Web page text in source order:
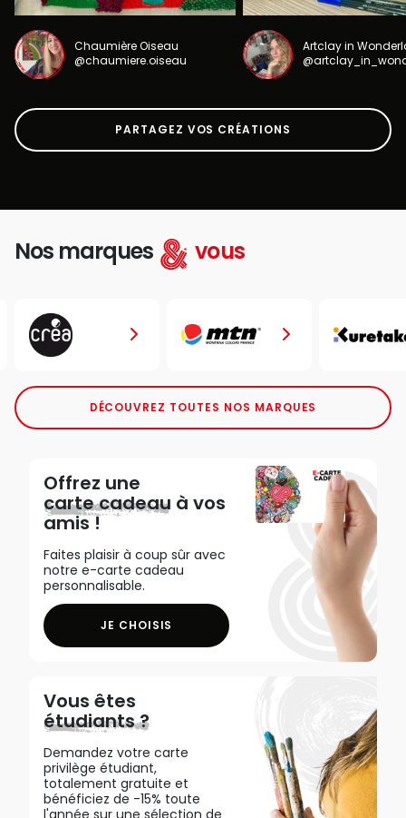
Chaumière Oiseau
@chaumiere.oiseau
Artclay in
PARTAGEZ VOS CRÉATIONS
Nos marques vous
DÉCOUVREZ TOUTES NOS MARQUES
Offrez une
carte cadeau à vos
amis !
Faites plaisir à coup sûr avec
notre e-carte cadeau
personnalisable.
JE CHOISIS
Vous êtes
étudiants ?
Demandez votre carte
privilège étudiant,
totalement gratuite et
bénéficiez de -15% toute
l'année sur une sélection de